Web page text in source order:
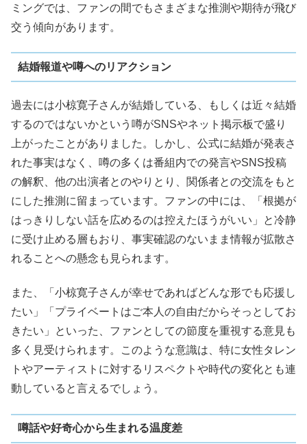
ミングでは、ファンの間でもさまざまな推測や期待が飛び
交う傾向があります。
結婚報道や噂へのリアクション
過去には小椋寛子さんが結婚している、もしくは近々結婚
するのではないかという噂がSNSやネット掲示板で盛り
上がったことがありました。しかし、公式に結婚が発表さ
れた事実はなく、噂の多くは番組内での発言やSNS投稿
の解釈、他の出演者とのやりとり、関係者との交流をもと
にした推測に留まっています。ファンの中には、「根拠が
はっきりしない話を広めるのは控えたほうがいい」と冷静
に受け止める層もおり、事実確認のないまま情報が拡散さ
れることへの懸念も見られます。
また、「小椋寛子さんが幸せであればどんな形でも応援し
たい」「プライベートはご本人の自由だからそっとしてお
きたい」といった、ファンとしての節度を重視する意見も
多く見受けられます。このような意識は、特に女性タレン
トやアーティストに対するリスペクトや時代の変化とも連
動していると言えるでしょう。
噂話や好奇心から生まれる温度差